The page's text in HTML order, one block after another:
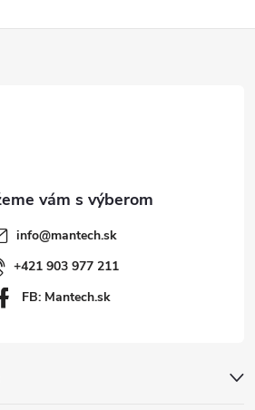
info@mantech.sk
+421 903 977 211
FB: Mantech.sk